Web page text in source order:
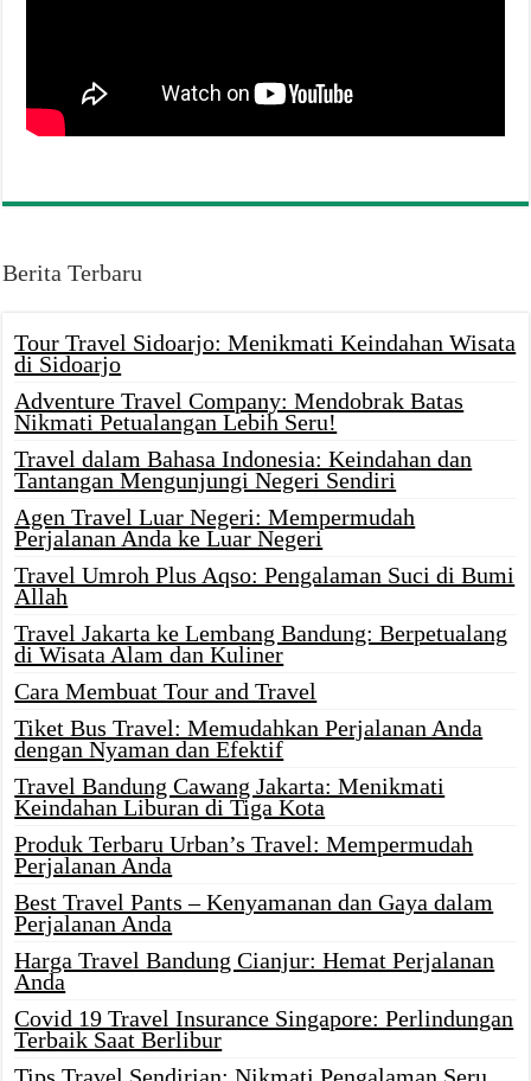
Berita Terbaru
Tour Travel Sidoarjo: Menikmati Keindahan Wisata
di Sidoarjo
Adventure Travel Company: Mendobrak Batas
Nikmati Petualangan Lebih Seru!
Travel dalam Bahasa Indonesia: Keindahan dan
Tantangan Mengunjungi Negeri Sendiri
Agen Travel Luar Negeri: Mempermudah
Perjalanan Anda ke Luar Negeri
Travel Umroh Plus Aqso: Pengalaman Suci di Bumi
Allah
Travel Jakarta ke Lembang Bandung: Berpetualang
di Wisata Alam dan Kuliner
Cara Membuat Tour and Travel
Tiket Bus Travel: Memudahkan Perjalanan Anda
dengan Nyaman dan Efektif
Travel Bandung Cawang Jakarta: Menikmati
Keindahan Liburan di Tiga Kota
Produk Terbaru Urban’s Travel: Mempermudah
Perjalanan Anda
Best Travel Pants – Kenyamanan dan Gaya dalam
Perjalanan Anda
Harga Travel Bandung Cianjur: Hemat Perjalanan
Anda
Covid 19 Travel Insurance Singapore: Perlindungan
Terbaik Saat Berlibur